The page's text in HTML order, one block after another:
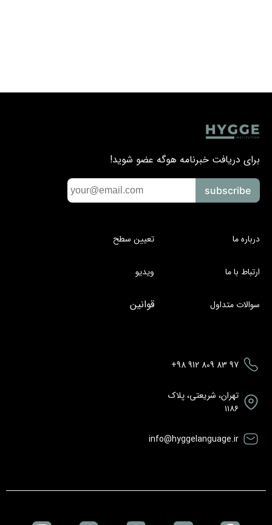
برای دریافت خبرنامه هوگه عضو شوید!
subscribe
درباره ما
ارتباط با ما
سوالات متداول
تعیین سطح
ویدیو
قوانین
+98 912 809 83 97
تهران، شریعتی، پلاک
۱۱۸۶
info@hyggelanguage.ir